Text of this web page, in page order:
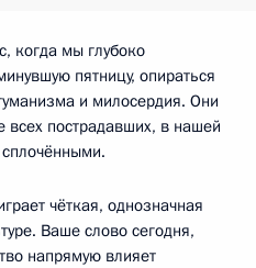
когда мы глубоко
пятницу, опираться
и милосердия. Они
пострадавших, в нашей
чёткая, однозначная
Ваше слово сегодня,
напрямую влияет